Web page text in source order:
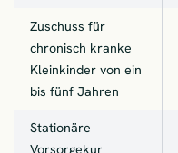
Zuschuss für
chronisch kranke
Kleinkinder von ein
bis fünf Jahren
Stationäre